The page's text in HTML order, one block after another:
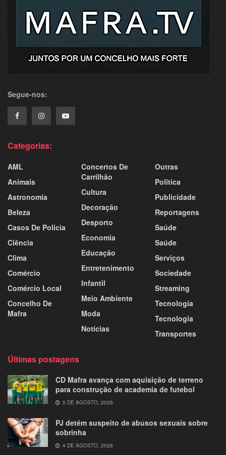
Segue-nos:
Categorias:
AML
Animais
Astronomia
Beleza
Casos De Policia
Ciência
Clima
Comércio
Comércio Local
Concelho De
Mafra
Concertos De
Carrilhão
Cultura
Decoração
Desporto
Economia
Educação
Entretenimento
Infantil
Meio Ambiente
Moda
Notícias
Outras
Política
Publicidade
Reportagens
Saúde
Saúde
Serviços
Sociedade
Streaming
Tecnologia
Tecnologia
Transportes
Últimas postagens
CD Mafra avança com aquisição de terreno
para construção de academia de futebol
5 DE AGOSTO, 2026
PJ detém suspeito de abusos sexuais sobre
sobrinha
4 DE AGOSTO, 2026